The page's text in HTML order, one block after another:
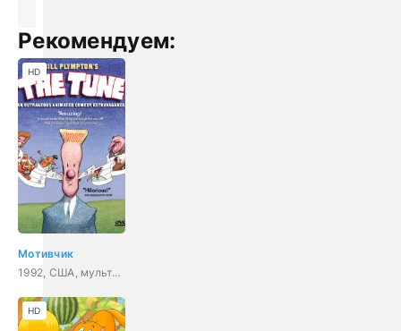
Рекомендуем:
Мотивчик
1992, США, мультфильм, мюзикл, фэнтези, комедия
HD
HD